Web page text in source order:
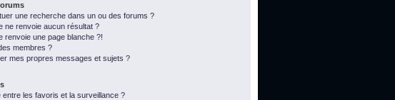
une recherche dans un ou des forums ?
ne renvoie aucun résultat ?
renvoie une page blanche ?!
membres ?
mes propres messages et sujets ?
entre les favoris et la surveillance ?